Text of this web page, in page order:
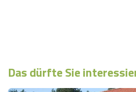
Das dürfte Sie